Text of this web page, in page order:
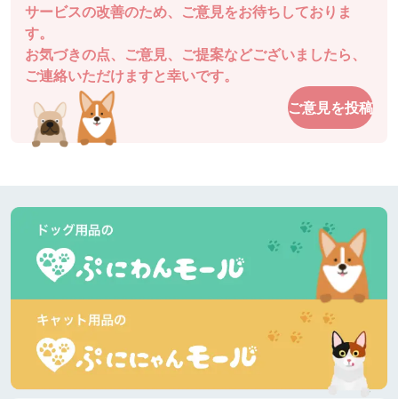
徳島県 |ドッグランDOGFIELD
チャッピーさん
駐車場も近くてとても使いやすいです。
香川県 |ドッグガーデン・イオンモール高松
す。きっと混みます。ピーク外したいですね。
神奈川県 |
あるパパさん
日差しが陰ると肌寒いです。柴犬多いです。ランチ
して帰ります。🐶がはしゃいで嬉しいです。
神奈川県 | 富士芦ノ湖パノラマパーク
おと音々さん
サービスの改善のため、ご意見をお待ちしておりま
す。
お気づきの点、ご意見、ご提案などございましたら、
ご連絡いただけますと幸いです。
ご意見を投稿